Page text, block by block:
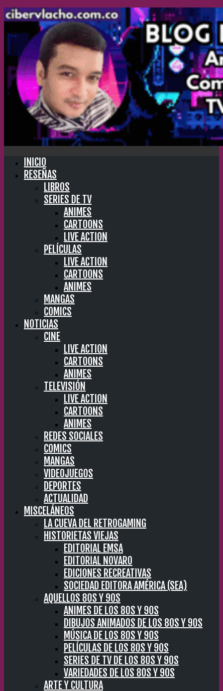
INICIO
RESEÑAS
LIBROS
SERIES DE TV
ANIMES
CARTOONS
LIVE ACTION
PELÍCULAS
LIVE ACTION
CARTOONS
ANIMES
MANGAS
COMICS
NOTICIAS
CINE
LIVE ACTION
CARTOONS
ANIMES
TELEVISIÓN
LIVE ACTION
CARTOONS
ANIMES
REDES SOCIALES
COMICS
MANGAS
VIDEOJUEGOS
DEPORTES
ACTUALIDAD
MISCELÁNEOS
LA CUEVA DEL RETROGAMING
HISTORIETAS VIEJAS
EDITORIAL EMSA
EDITORIAL NOVARO
EDICIONES RECREATIVAS
SOCIEDAD EDITORA AMÉRICA (SEA)
AQUELLOS 80S Y 90S
ANIMES DE LOS 80S Y 90S
DIBUJOS ANIMADOS DE LOS 80S Y 90S
MÚSICA DE LOS 80S Y 90S
PELÍCULAS DE LOS 80S Y 90S
SERIES DE TV DE LOS 80S Y 90S
VARIEDADES DE LOS 80S Y 90S
ARTE Y CULTURA